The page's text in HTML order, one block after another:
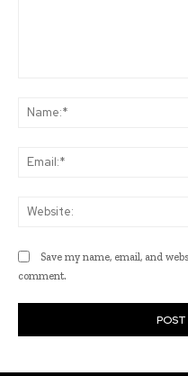
Save my name, email, and
comment.